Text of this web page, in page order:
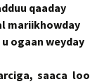
qaaday
mariikhowday
ogaan weyday
saaca loo